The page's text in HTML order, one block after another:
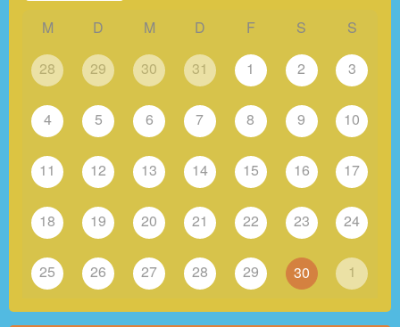
M D M D F S S
28 29 30 31 1 2 3
4 5 6 7 8 9 10
11 12 13 14 15 16 17
18 19 20 21 22 23 24
25 26 27 28 29 30 1